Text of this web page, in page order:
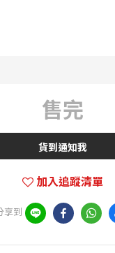
售完
貨到通知我
加入追蹤清單
享到